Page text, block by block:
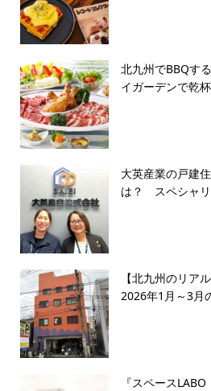
北九州でBBQす
イガーデンで乾
大英産業の戸建
は？ スペシャ
【北九州のリア
2026年1月～3月
『スペース